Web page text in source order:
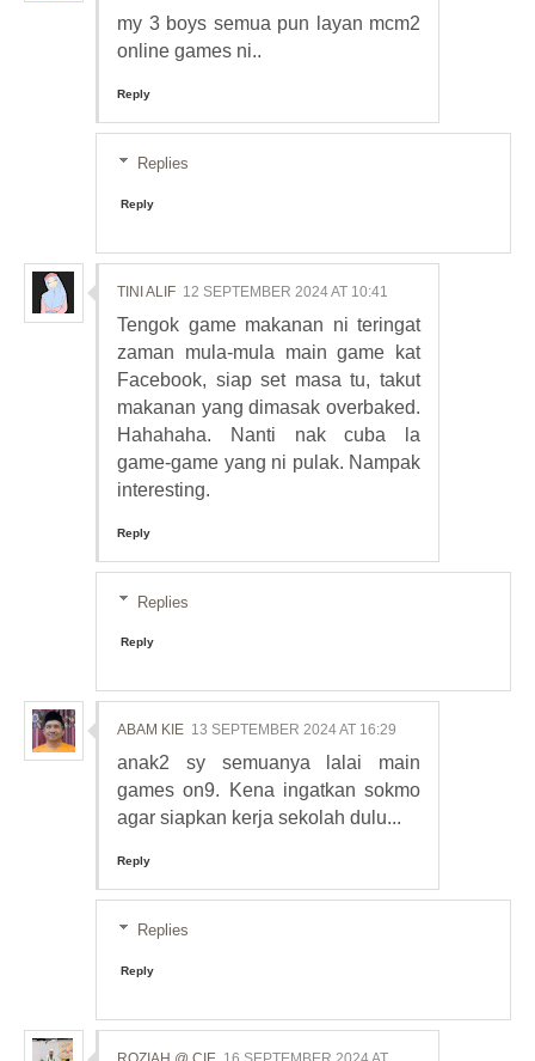
my 3 boys semua pun layan mcm2
online games ni..
Reply
Replies
Reply
TINI ALIF 12 SEPTEMBER 2024 AT 10:41
Tengok game makanan ni teringat
zaman mula-mula main game kat
Facebook, siap set masa tu, takut
makanan yang dimasak overbaked.
Hahahaha. Nanti nak cuba la
game-game yang ni pulak. Nampak
interesting.
Reply
Replies
Reply
ABAM KIE 13 SEPTEMBER 2024 AT 16:29
anak2 sy semuanya lalai main
games on9. Kena ingatkan sokmo
agar siapkan kerja sekolah dulu...
Reply
Replies
Reply